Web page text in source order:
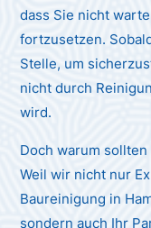
dass Sie nicht
fortzusetzen.
Stelle, um
nicht durch
wird.
Doch warum
Weil wir nicht nur
Baureinigung in
sondern auch Ihr